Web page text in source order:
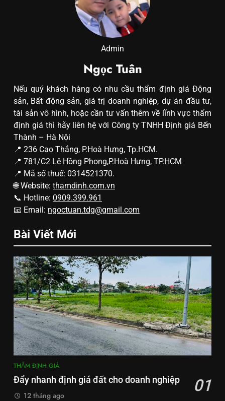
Admin
Ngọc Tuân
Nếu quý khách hàng có nhu cầu thẩm định giá Động
sản, Bất động sản, giá trị doanh nghiệp, dự án đầu tư,
tài sản vô hình, hoặc cần tư vấn thêm về lĩnh vực thẩm
định giá thì hãy liên hệ với Công ty TNHH Định giá Bến
Thành – Hà Nội
📍 236 Cao Thắng, P.Hoà Hưng, Tp.HCM.
📍 781/C2 Lê Hồng Phong,P.Hoà Hưng, TP.HCM
📍 Mã số thuế: 0314521370.
🌐 Website: thamdinh.com.vn
📞 Hotline: 0909.399.961
📧 Email: ngoctuan.tdg@gmail.com
Bài Viết Mới
THẨM ĐỊNH GIÁ
Đẩy nhanh định giá đất cho doanh nghiệp 01
12 tháng ago